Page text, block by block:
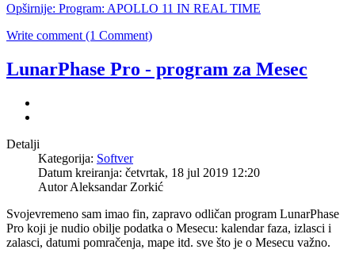
Opširnije: Program: APOLLO 11 IN REAL TIME
Write comment (1 Comment)
LunarPhase Pro - program za Mesec
Detalji
Kategorija: Softver
Datum kreiranja: četvrtak, 18 jul 2019 12:20
Autor Aleksandar Zorkić
Svojevremeno sam imao fin, zapravo odličan program LunarPhase
Pro koji je nudio obilje podatka o Mesecu: kalendar faza, izlasci i
zalasci, datumi pomračenja, mape itd. sve što je o Mesecu važno.